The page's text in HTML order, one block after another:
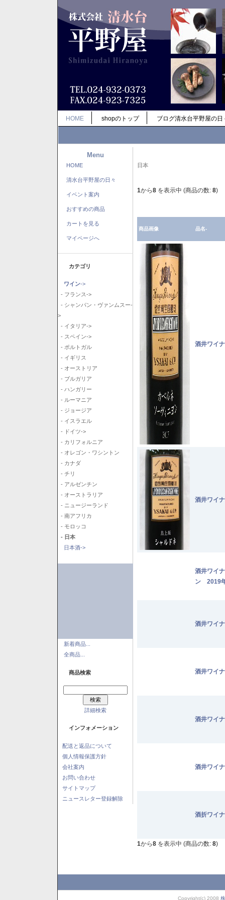
HOME shopのトップ ブログ清水台平野屋の日
Menu
HOME
清水台平野屋の日々
イベント案内
おすすめの商品
カートを見る
マイページへ
カテゴリ
ワイン->
- フランス->
- シャンパン・ヴァンムスー-
>
- イタリア->
- スペイン->
- ポルトガル
- イギリス
- オーストリア
- ブルガリア
- ハンガリー
- ルーマニア
- ジョージア
- イスラエル
- ドイツ->
- カリフォルニア
- オレゴン・ワシントン
- カナダ
- チリ
- アルゼンチン
- オーストラリア
- ニュージーランド
- 南アフリカ
- モロッコ
- 日本
日本酒->
新着商品...
全商品...
商品検索
詳細検索
インフォメーション
配送と返品について
個人情報保護方針
会社案内
お問い合わせ
サイトマップ
ニュースレター登録解除
日本
1から8 を表示中 (商品の数: 8)
商品画像 品名-
酒井ワイ
酒井ワイ
酒井ワイ
ン 2019
酒井ワイ
酒井ワイ
酒井ワイ
酒井ワイ
酒折ワイ
1から8 を表示中 (商品の数: 8)
Copyright(c) 2008